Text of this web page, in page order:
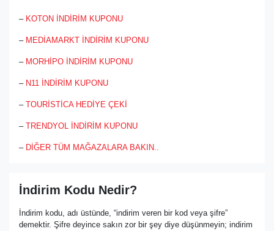
– KOTON İNDİRİM KUPONU
– MEDİAMARKT İNDİRİM KUPONU
– MORHİPO İNDİRİM KUPONU
– N11 İNDİRİM KUPONU
– TOURİSTİCA HEDİYE ÇEKİ
– TRENDYOL İNDİRİM KUPONU
– DİĞER TÜM MAĞAZALARA BAKIN..
İndirim Kodu Nedir?
İndirim kodu, adı üstünde, “indirim veren bir kod veya şifre”
demektir. Şifre deyince sakın zor bir şey diye düşünmeyin; indirim